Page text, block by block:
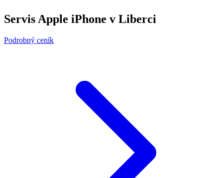
Servis Apple iPhone v Liberci
Podrobný ceník